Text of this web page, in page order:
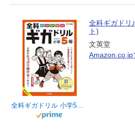
全科ギガドリル 小学5年 (シグマベスト)
全科ギガドリ
ト)
文英堂
Amazon.co.jp